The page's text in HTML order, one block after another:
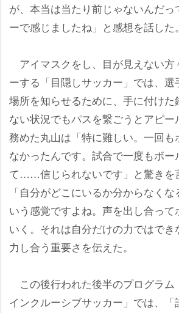
が、本当は当たり前じゃないんだっ
ーで感じましたね」と感想を話した。
アイマスクをし、目が見えない方
ーする「目隠しサッカー」では、
場所を知らせるために、手に付けた
ない状況でもパスを繋ごうとアピ
務めた丸山は「特に難しい。一回
なかったんです。試合で一度もボ
て……信じられないです」と驚きを
「自分がどこにいるか分からなくな
いう感覚ですよね。声を出し合っ
いく。それは自分だけの力ではで
力し合う重要さを伝えた。
この後行われた後半のプログラム
インクルーシブサッカー」では、